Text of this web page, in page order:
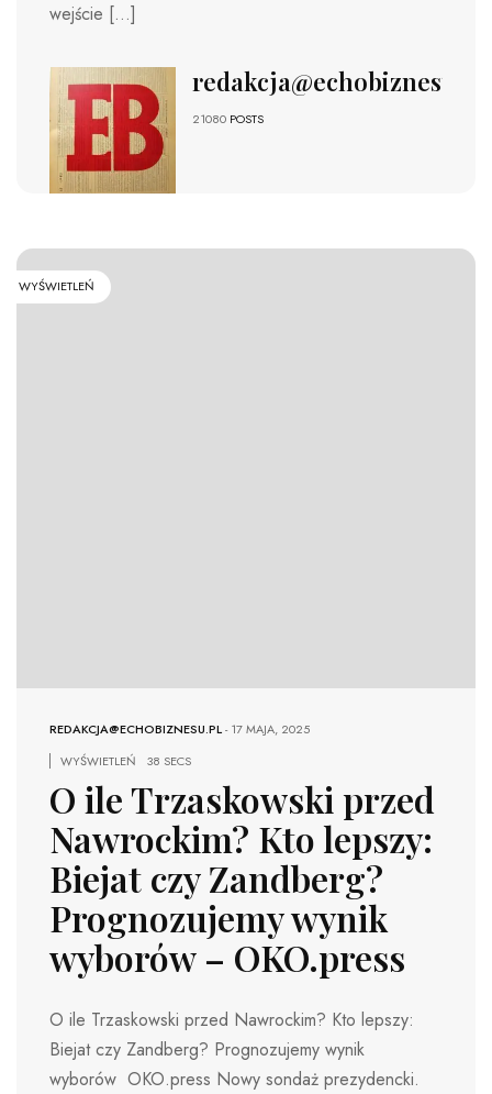
wejście […]
redakcja@echobiznesu.pl
21080 POSTS
WYŚWIETLEŃ
REDAKCJA@ECHOBIZNESU.PL-17 MAJA, 2025
WYŚWIETLEŃ
38 SECS
O ile Trzaskowski przed
Nawrockim? Kto lepszy:
Biejat czy Zandberg?
Prognozujemy wynik
wyborów – OKO.press
O ile Trzaskowski przed Nawrockim? Kto lepszy:
Biejat czy Zandberg? Prognozujemy wynik
wyborów OKO.press Nowy sondaż prezydencki.